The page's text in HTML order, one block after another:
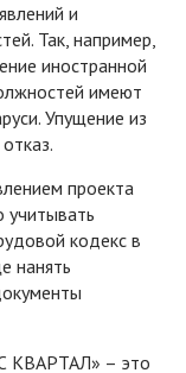
и
Так, например,
иностранной
имеют
Упущение из
проекта
учитывать
кодекс в
нанять
КВАРТАЛ» – это